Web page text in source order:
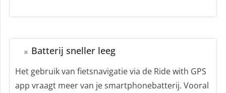
Batterij sneller leeg
Het gebruik van fietsnavigatie via de Ride with GPS
app vraagt meer van je smartphonebatterij. Vooral